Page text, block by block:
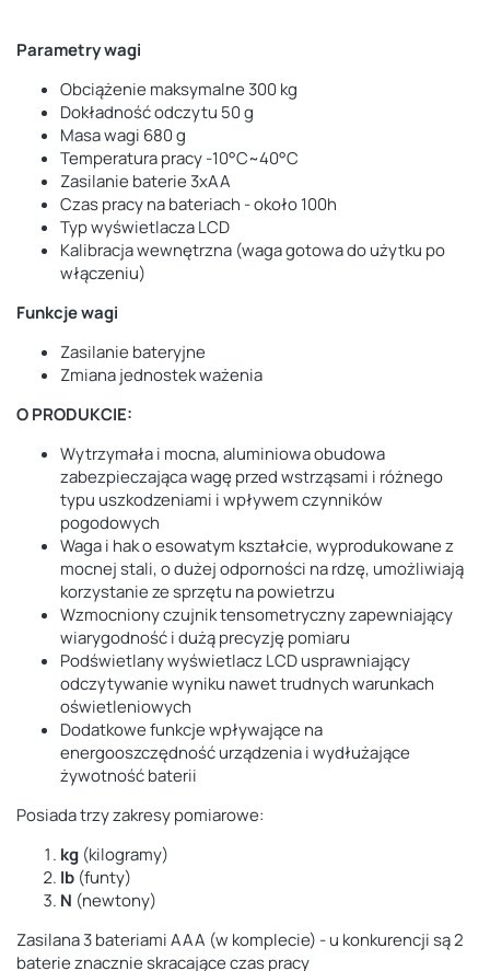
Parametry wagi
Obciążenie maksymalne 300 kg
Dokładność odczytu 50 g
Masa wagi 680 g
Temperatura pracy -10°C~40°C
Zasilanie baterie 3xAA
Czas pracy na bateriach - około 100h
Typ wyświetlacza LCD
Kalibracja wewnętrzna (waga gotowa do użytku po
włączeniu)
Funkcje wagi
Zasilanie bateryjne
Zmiana jednostek ważenia
O PRODUKCIE:
Wytrzymała i mocna, aluminiowa obudowa
zabezpieczająca wagę przed wstrząsami i różnego
typu uszkodzeniami i wpływem czynników
pogodowych
Waga i hak o esowatym kształcie, wyprodukowane z
mocnej stali, o dużej odporności na rdzę, umożliwiają
korzystanie ze sprzętu na powietrzu
Wzmocniony czujnik tensometryczny zapewniający
wiarygodność i dużą precyzję pomiaru
Podświetlany wyświetlacz LCD usprawniający
odczytywanie wyniku nawet trudnych warunkach
oświetleniowych
Dodatkowe funkcje wpływające na
energooszczędność urządzenia i wydłużające
żywotność baterii
Posiada trzy zakresy pomiarowe:
kg (kilogramy)
lb (funty)
N (newtony)
Zasilana 3 bateriami AAA (w komplecie) - u konkurencji są 2
baterie znacznie skracające czas pracy